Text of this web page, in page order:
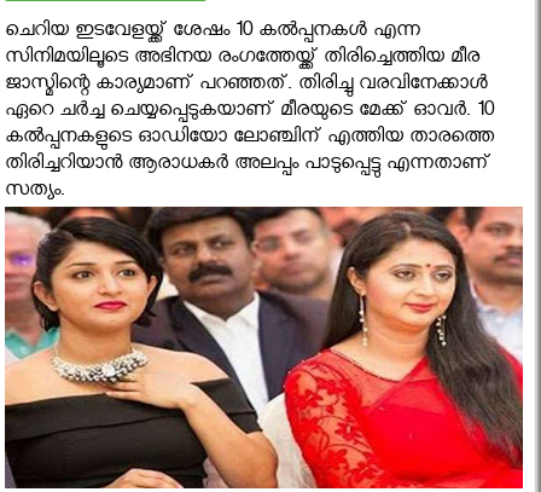
ചെറിയ ഇടവേളയ്ക്ക് ശേഷം 10 കല്‍പ്പനകള്‍ എന്ന
സിനിമയിലൂടെ അഭിനയ രംഗത്തേയ്ക്ക് തിരിച്ചെത്തിയ മീര
ജാസ്മിന്റെ കാര്യമാണ് പറഞ്ഞത്. തിരിച്ചു വരവിനേക്കാള്‍
ഏറെ ചര്‍ച്ച ചെയ്യപ്പെടുകയാണ് മീരയുടെ മേക്ക് ഓവര്‍. 10
കല്‍പ്പനകളുടെ ഓഡിയോ ലോഞ്ചിന് എത്തിയ താരത്തെ
തിരിച്ചറിയാന്‍ ആരാധകര്‍ അലപ്പം പാടുപ്പെട്ടു എന്നതാണ്
സത്യം.